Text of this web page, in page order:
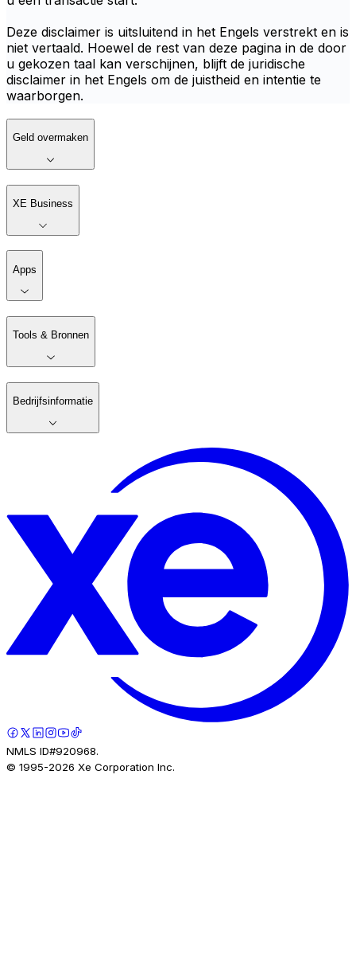
Deze disclaimer is uitsluitend in het Engels verstrekt en is
niet vertaald. Hoewel de rest van deze pagina in de door
u gekozen taal kan verschijnen, blijft de juridische
disclaimer in het Engels om de juistheid en intentie te
waarborgen.
Geld overmaken
XE Business
Apps
Tools & Bronnen
Bedrijfsinformatie
NMLS ID#920968.
© 1995-2026 Xe Corporation Inc.